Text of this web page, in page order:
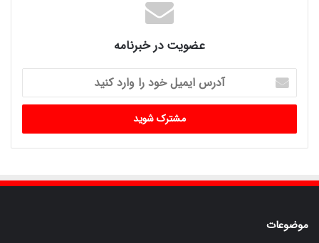
عضویت در خبرنامه
آدرس
ایمیل
خود
وارد
کنید
موضوعات